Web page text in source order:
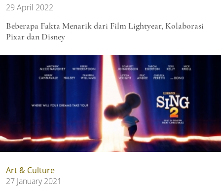
29 April 2022
Beberapa Fakta Menarik dari Film Lightyear, Kolaborasi
Pixar dan Disney
Art & Culture
27 January 2021